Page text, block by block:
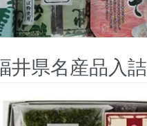
井県名産品入